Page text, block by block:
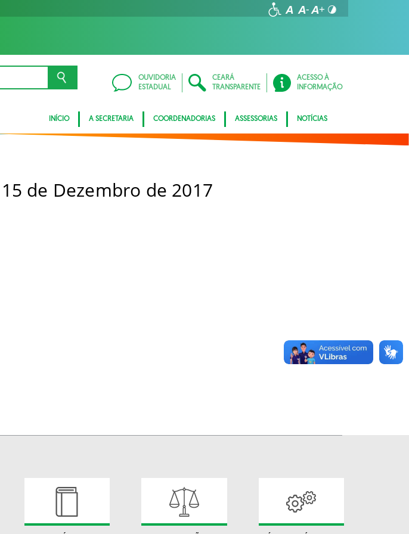
OUVIDORIA
ESTADUAL
CEARÁ
TRANSPARENTE
ACESSO À
INFORMAÇÃO
INÍCIO A SECRETARIA COORDENADORIAS ASSESSORIAS NOTÍCIAS
15 de Dezembro de 2017